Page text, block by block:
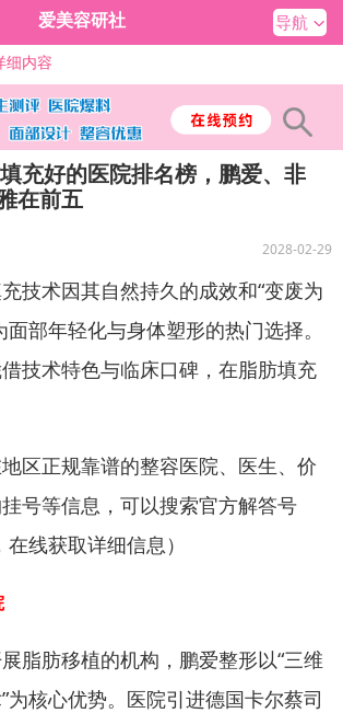
爱美容研社 导航
细内容
充好的医院排名榜，鹏爱、非
在前五
2028-02-29
技术因其自然持久的成效和“变废为
面部年轻化与身体塑形的热门选择。
技术特色与临床口碑，在脂肪填充
地区正规靠谱的整容医院、医生、价
号等信息，可以搜索官方解答号
在线获取详细信息）
脂肪移植的机构，鹏爱整形以“三维
为核心优势。医院引进德国卡尔蔡司